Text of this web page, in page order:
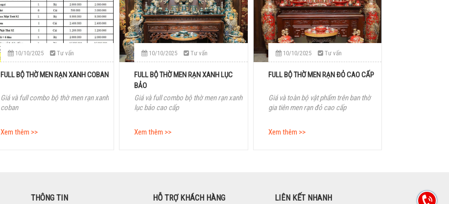
10/10/2025 Tư vấn
FULL BỘ THỜ MEN RẠN XANH COBAN
Giá và full combo bộ thờ men rạn xanh
coban
Xem thêm >>
10/10/2025 Tư vấn
FULL BỘ THỜ MEN RẠN XANH LỤC
BẢO
Giá và full combo bộ thờ men rạn xanh
lục bảo cao cấp
Xem thêm >>
10/10/2025 Tư vấn
FULL BỘ THỜ MEN RẠN ĐỎ CAO CẤP
Giá và toàn bộ vật phẩm trên ban thờ
gia tiên men rạn đỏ cao cấp
Xem thêm >>
THÔNG TIN HỖ TRỢ KHÁCH HÀNG LIÊN KẾT NHANH